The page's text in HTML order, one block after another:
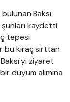
Baksı
kaydetti:
tepesi
bu kıraç sırttan
ziyaret
duyum alımına